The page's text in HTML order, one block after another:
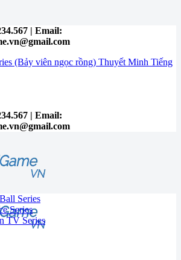
| Email:
(Bảy viên ngọc rồng) Thuyết Minh Tiếng
| Email:
Series
Series
TV Series